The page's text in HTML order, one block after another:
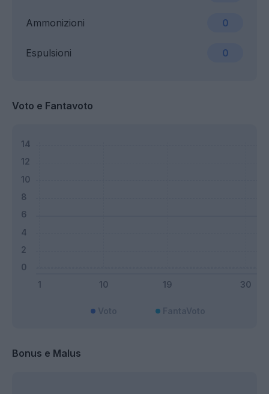
Ammonizioni 0
Espulsioni 0
Voto e Fantavoto
Bonus e Malus